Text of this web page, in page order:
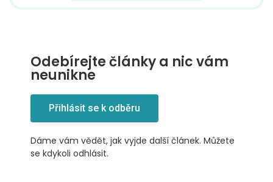
Odebírejte články a nic vám
neunikne
Přihlásit se k odběru
Dáme vám vědět, jak vyjde další článek. Můžete
se kdykoli odhlásit.